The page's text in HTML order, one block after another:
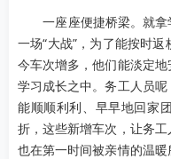
一座座便捷桥梁。就拿
一场“大战”，为了能按时
今车次增多，他们能淡定
学习成长之中。务工人员
能顺顺利利、早早地回家
折，这些新增车次，让务
也在第一时间被亲情的温